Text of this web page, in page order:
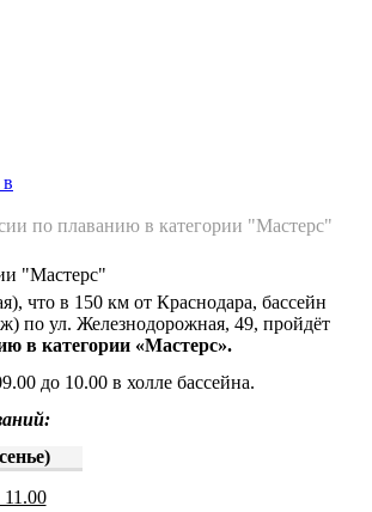
по плаванию в категории "Мастерс"
"Мастерс"
что в 150 км от Краснодара, бассейн
по ул. Железнодорожная, 49, пройдёт
в категории «Мастерс».
до 10.00 в холле бассейна.